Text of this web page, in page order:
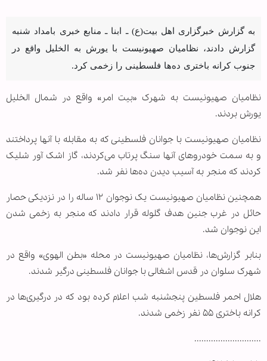
به گزارش خبرگزاری اهل بیت(ع) ـ ابنا ـ منابع خبری بامداد شنبه
گزارش دادند، نظامیان صهیونیست با یورش به الخلیل واقع در
جنوب کرانه باختری ده‌ها فلسطینی را زخمی کرد.
نظامیان صهیونیست به شهرک «بیت امر» واقع در شمال الخلیل
یورش بردند.
نظامیان صهیونیست با جوانان فلسطینی که به مقابله با آنها پرداختند
و به سمت خودروهای آنها سنگ پرتاب می‌کردند، گاز اشک آور شلیک
کردند که منجر به آسیب دیدن ده‌ها نفر شد.
همچنین نظامیان صهیونیست یک نوجوان ۱۲ ساله را در نزدیکی حصار
حائل در غرب جنین هدف گلوله قرار دادند که منجر به زخمی شدن
این نوجوان شد.
بنابر گزارش‌ها، نظامیان صهیونیست در محله «بطن الهوی» واقع در
شهرک سلوان در قدس اشغالی با جوانان فلسطینی درگیر شدند.
هلال احمر فلسطین پنجشنبه شب اعلام کرده بود که در درگیری‌ها در
کرانه باختری ۵۵ نفر زخمی شدند.
............................